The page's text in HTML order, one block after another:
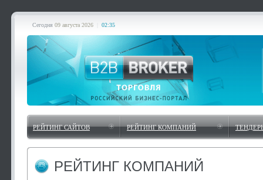
Сегодня 09 августа 2026 02:35
РЕЙТИНГ САЙТОВ РЕЙТИНГ КОМПАНИЙ
РЕЙТИНГ КОМПАНИЙ